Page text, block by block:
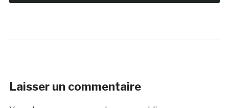
Laisser un commentaire